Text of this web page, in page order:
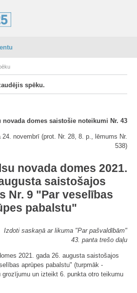
spēku.
novada domes saistošie noteikumi Nr. 43
24. novembrī (prot. Nr. 28, 8. p., lēmums Nr.
538)
novada domes 2021.
saistošajos
Nr. 9 "Par veselības
pabalstu"
Izdoti saskaņā ar likuma "Par pašvaldībām"
43. panta trešo daļu
2021. gada 26. augusta saistošajos
aprūpes pabalstu" (turpmāk -
un izteikt 6. punkta otro teikumu